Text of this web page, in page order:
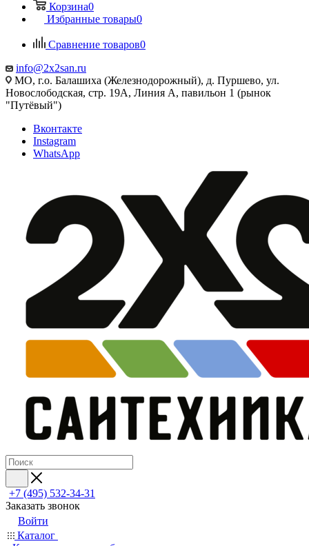
Корзина0
Избранные товары0
Сравнение товаров0
info@2x2san.ru
МО, г.о. Балашиха (Железнодорожный), д. Пуршево, ул.
Новослободская, стр. 19А, Линия А, павильон 1 (рынок
"Путёвый")
Вконтакте
Instagram
WhatsApp
+7 (495) 532‑34‑31
Заказать звонок
Войти
Каталог